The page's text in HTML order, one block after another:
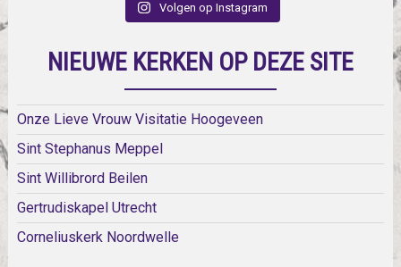
Volgen op Instagram
NIEUWE KERKEN OP DEZE SITE
Onze Lieve Vrouw Visitatie Hoogeveen
Sint Stephanus Meppel
Sint Willibrord Beilen
Gertrudiskapel Utrecht
Corneliuskerk Noordwelle